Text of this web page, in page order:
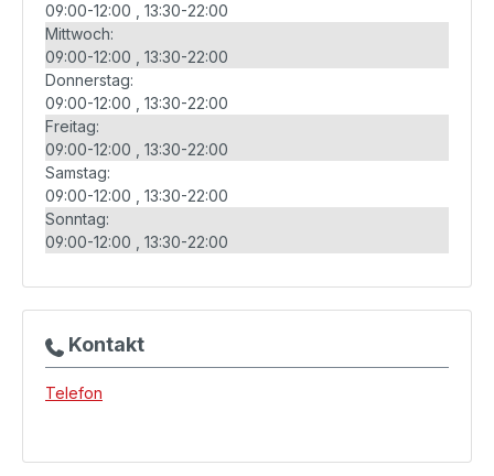
09:00-12:00
13:30-22:00
Mittwoch:
09:00-12:00
13:30-22:00
Donnerstag:
09:00-12:00
13:30-22:00
Freitag:
09:00-12:00
13:30-22:00
Samstag:
09:00-12:00
13:30-22:00
Sonntag:
09:00-12:00
13:30-22:00
Kontakt
Telefon